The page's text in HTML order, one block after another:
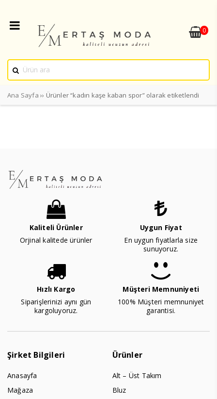
0
Ana Sayfa ›› Ürünler “kadın kaşe kaban spor” olarak etiketlendi
Kaliteli Ürünler
Orjinal kalitede ürünler
Uygun Fiyat
En uygun fiyatlarla size
sunuyoruz.
Hızlı Kargo
Siparişlerinizi aynı gün
kargoluyoruz.
Müşteri Memnuniyeti
100% Müşteri memnuniyet
garantisi.
Şirket Bilgileri
Anasayfa
Mağaza
Ürünler
Alt – Üst Takım
Bluz